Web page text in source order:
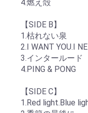
4.燃え殻
【SIDE B】
1.枯れない泉
2.I WANT YOU.I
3.インタールード
4.PING & PONG
【SIDE C】
1.Red light.Blue